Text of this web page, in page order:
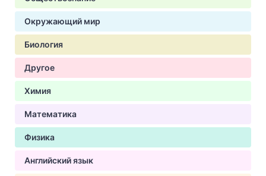
Окружающий мир
Биология
Другое
Химия
Математика
Физика
Английский язык